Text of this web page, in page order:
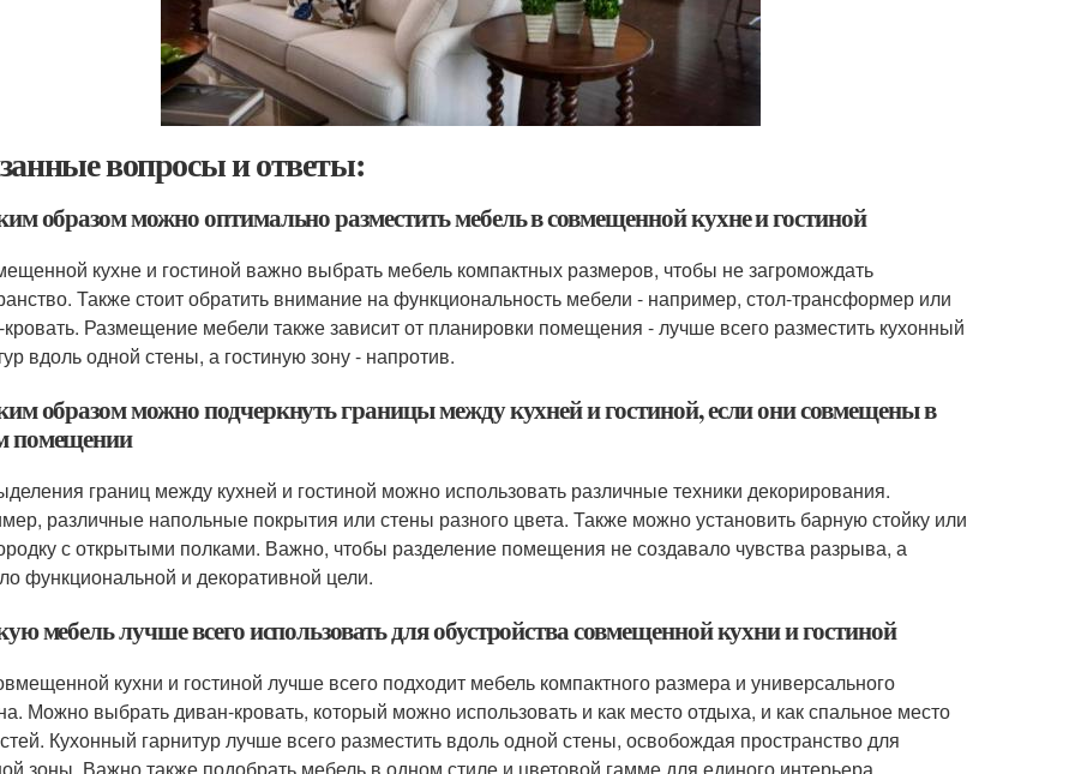
вопросы и ответы:
образом можно оптимально разместить мебель в совмещенной кухне и гостиной
кухне и гостиной важно выбрать мебель компактных размеров, чтобы не загромождать
Также стоит обратить внимание на функциональность мебели - например, стол-трансформер или
Размещение мебели также зависит от планировки помещения - лучше всего разместить кухонный
вдоль одной стены, а гостиную зону - напротив.
образом можно подчеркнуть границы между кухней и гостиной, если они совмещены в
помещении
границ между кухней и гостиной можно использовать различные техники декорирования.
различные напольные покрытия или стены разного цвета. Также можно установить барную стойку или
с открытыми полками. Важно, чтобы разделение помещения не создавало чувства разрыва, а
функциональной и декоративной цели.
мебель лучше всего использовать для обустройства совмещенной кухни и гостиной
кухни и гостиной лучше всего подходит мебель компактного размера и универсального
Можно выбрать диван-кровать, который можно использовать и как место отдыха, и как спальное место
Кухонный гарнитур лучше всего разместить вдоль одной стены, освобождая пространство для